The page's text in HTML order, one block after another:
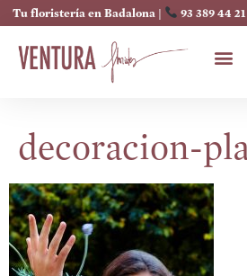
Tu floristería en Badalona | 93 389 44 21
decoracion-